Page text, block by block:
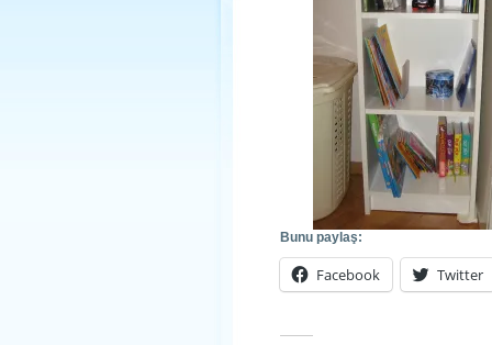
Bunu paylaş:
Facebook Twitter